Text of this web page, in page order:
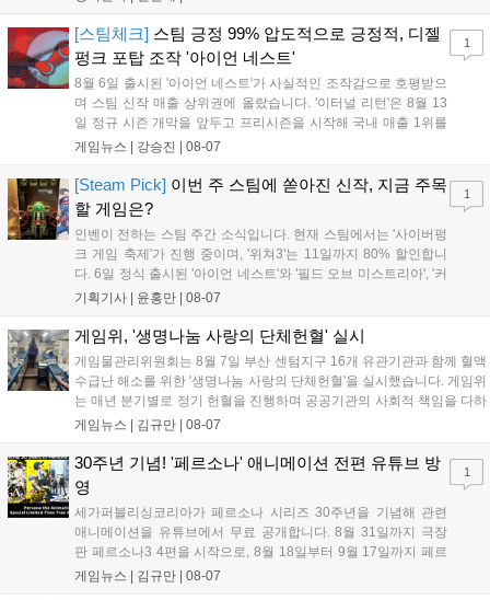
기억을 되찾기라도 한 듯 1,...
[스팀체크] 스팀 긍정 99% 압도적으로 긍정적, 디젤
펑크 포탑 조작 '아이언 네스트'
8월 6일 출시된 '아이언 네스트'가 사실적인 조작감으로 호평받으
며 스팀 신작 매출 상위권에 올랐습니다. '이터널 리턴'은 8월 13
일 정규 시즌 개막을 앞두고 프리시즌을 시작해 국내 매출 1위를
기록했습니다. 25주년을 맞은 '고스트 리콘' 시리즈는 8월 6일 쇼
'마블 투혼: 파이팅 소울즈'와 레트로 수리 시뮬레이션 '리스토
리'도 스팀에 정식 출시되었습니다....
게임뉴스 | 강승진 | 08-07
1
[Steam Pick] 이번 주 스팀에 쏟아진 신작, 지금 주목
할 게임은?
인벤이 전하는 스팀 주간 소식입니다. 현재 스팀에서는 '사이버펑
크 게임 축제'가 진행 중이며, '위쳐3'는 11일까지 80% 할인합니
다. 6일 정식 출시된 '아이언 네스트'와 '필드 오브 미스트리아', '커
세어 코브'가 호평받고 있습니다. 한편, 7일 출시된 '마블 투혼'은
다. 유비소프트의 '고스트리콘: 와일드랜드'는 7년 만의 대규모 업
기획기사 | 윤홍만 | 08-07
1
게임위, '생명나눔 사랑의 단체헌혈' 실시
게임물관리위원회는 8월 7일 부산 센텀지구 16개 유관기관과 함께 혈액
수급난 해소를 위한 '생명나눔 사랑의 단체헌혈'을 실시했습니다. 게임위
는 매년 분기별로 정기 헌혈을 진행하며 공공기관의 사회적 책임을 다하
고 있으며, 이번 행사에는 영화진흥위원회 등 14개 기관 임직원이 동참
따뜻한 실천에 참여한 모든 임직원에게 감사의 뜻을 전하며 헌혈 문화
확산에 앞장섰습니다....
게임뉴스 | 김규만 | 08-07
30주년 기념! '페르소나' 애니메이션 전편 유튜브 방
영
세가퍼블리싱코리아가 페르소나 시리즈 30주년을 기념해 관련
애니메이션을 유튜브에서 무료 공개합니다. 8월 31일까지 극장
판 페르소나3 4편을 시작으로, 8월 18일부터 9월 17일까지 페르
소나4 더 골든 12화, 9월 15일부터 10월 14일까지 페르소나5 시
게임뉴스 | 김규만 | 08-07
1